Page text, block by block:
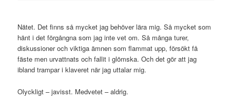
Nätet. Det finns så mycket jag behöver lära mig. Så mycket som
hänt i det förgångna som jag inte vet om. Så många turer,
diskussioner och viktiga ämnen som flammat upp, försökt få
fäste men urvattnats och fallit i glömska. Och det gör att jag
ibland trampar i klaveret när jag uttalar mig.
Olyckligt – javisst. Medvetet – aldrig.